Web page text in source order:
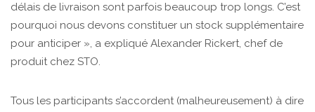
délais de livraison sont parfois beaucoup trop longs. C’est
pourquoi nous devons constituer un stock supplémentaire
pour anticiper », a expliqué Alexander Rickert, chef de
produit chez STO.
Tous les participants s’accordent (malheureusement) à dire